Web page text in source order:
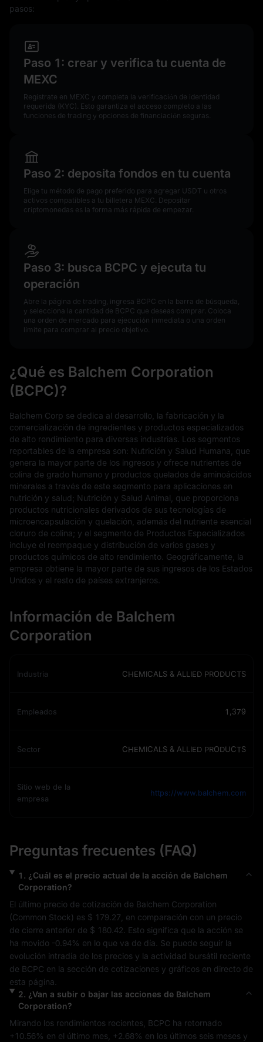
pasos:
Paso 1: crear y verifica tu cuenta de
MEXC
Regístrate en MEXC y completa la verificación de identidad
requerida (KYC). Esto garantiza el acceso completo a las
funciones de trading y opciones de financiación seguras.
Paso 2: deposita fondos en tu cuenta
Elige tu método de pago preferido para agregar USDT u otros
activos compatibles a tu billetera MEXC. Depositar
criptomonedas es la forma más rápida de empezar.
Paso 3: busca BCPC y ejecuta tu
operación
Abre la página de trading, ingresa BCPC en la barra de búsqueda,
y selecciona la cantidad de BCPC que deseas comprar. Coloca
una orden de mercado para ejecución inmediata o una orden
límite para comprar al precio objetivo.
¿Qué es Balchem Corporation
(BCPC)?
Balchem Corp se dedica al desarrollo, la fabricación y la
comercialización de ingredientes y productos especializados
de alto rendimiento para diversas industrias. Los segmentos
reportables de la empresa son: Nutrición y Salud Humana, que
genera la mayor parte de los ingresos y ofrece nutrientes de
colina de grado humano y productos quelados de aminoácidos
minerales a través de este segmento para aplicaciones en
nutrición y salud; Nutrición y Salud Animal, que proporciona
productos nutricionales derivados de sus tecnologías de
microencapsulación y quelación, además del nutriente esencial
cloruro de colina; y el segmento de Productos Especializados
incluye el reempaque y distribución de varios gases y
productos químicos de alto rendimiento. Geográficamente, la
empresa obtiene la mayor parte de sus ingresos de los Estados
Unidos y el resto de países extranjeros.
Información de Balchem
Corporation
Industria CHEMICALS & ALLIED PRODUCTS
Empleados 1,379
Sector CHEMICALS & ALLIED PRODUCTS
Sitio web de la
empresa
https://www.balchem.com
Preguntas frecuentes (FAQ)
1 . ¿Cuál es el precio actual de la acción de Balchem
Corporation?
El último precio de cotización de Balchem Corporation
(Common Stock) es $ 179.27 , en comparación con un precio
de cierre anterior de $ 180.42 . Esto significa que la acción se
ha movido -0.94% en lo que va de día. Se puede seguir la
evolución intradía de los precios y la actividad bursátil reciente
de BCPC en la sección de cotizaciones y gráficos en directo de
esta página.
2. ¿Van a subir o bajar las acciones de Balchem
Corporation?
Mirando los rendimientos recientes, BCPC
+10.56% en el último mes, +2.68%